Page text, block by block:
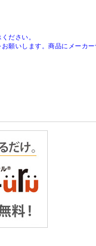
ださい。
願いします。商品にメーカ